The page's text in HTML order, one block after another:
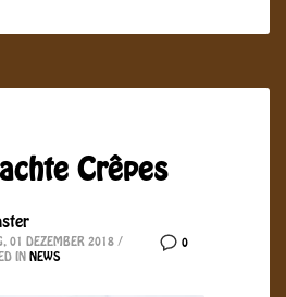
Crêpes
0
01 DEZEMBER 2018 /
IN NEWS